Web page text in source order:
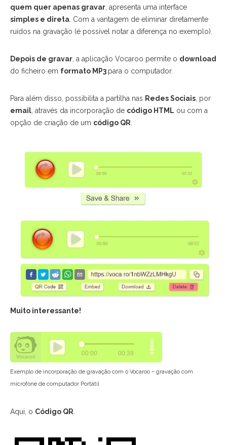
quem quer apenas gravar , apresenta uma interface
simples e direta . Com a vantagem de eliminar diretamente
ruídos na gravação (é possível notar a diferença no exemplo).
Depois de gravar , a aplicação Vocaroo permite o download
do ficheiro em formato MP3 para o computador.
Para além disso, possibilita a partilha nas Redes Sociais , por
email , através da incorporação de código HTML ou com a
opção de criação de um código QR
Muito interessante!
Exemplo de incorporação de gravação com o Vocaroo – gravação com
microfone de computador Portátil
Aqui, o Código QR